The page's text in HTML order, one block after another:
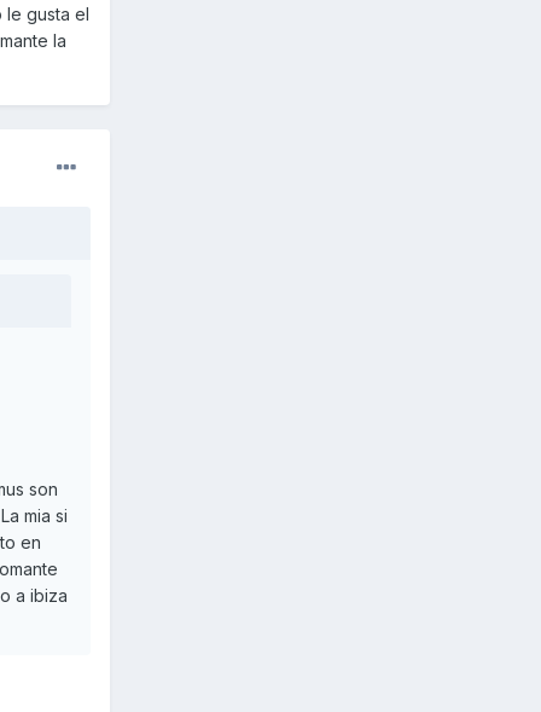
gusta el
la
son
mia si
en
a ibiza